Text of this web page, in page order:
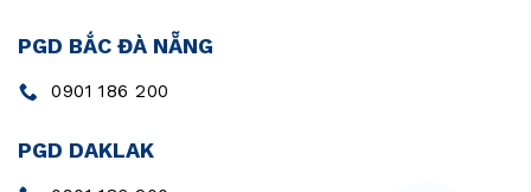
PGD BẮC ĐÀ NẴNG
0901 186 200
PGD DAKLAK